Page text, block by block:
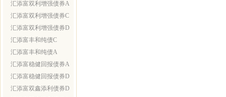
汇添富双利增强债券A
汇添富双利增强债券C
汇添富双利增强债券D
汇添富丰和纯债C
汇添富丰和纯债A
汇添富稳健回报债券A
汇添富稳健回报债券D
汇添富双鑫添利债券D